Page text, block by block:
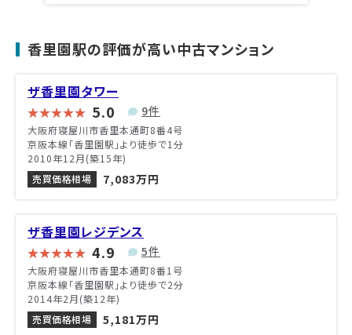
香里園駅の評価が高い中古マンション
ザ香里園タワー
5.0 9件
大阪府寝屋川市香里本通町8番4号
京阪本線「香里園駅」より徒歩で1分
2010年12月(築15年)
売買価格相場
7,083万円
ザ香里園レジデンス
4.9 5件
大阪府寝屋川市香里本通町8番1号
京阪本線「香里園駅」より徒歩で2分
2014年2月(築12年)
売買価格相場
5,181万円